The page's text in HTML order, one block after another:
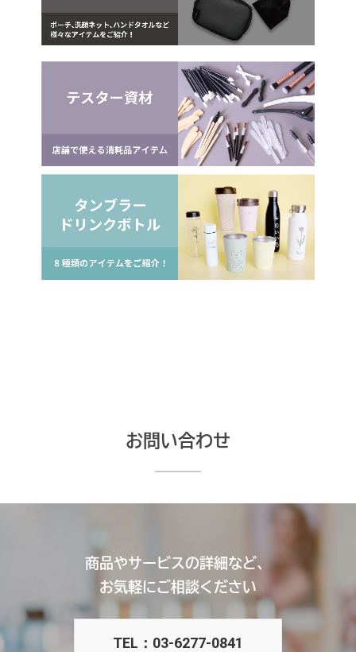
お問い合わせ
商品やサービスの詳細など、
お気軽にご相談ください
TEL：03-6277-0841